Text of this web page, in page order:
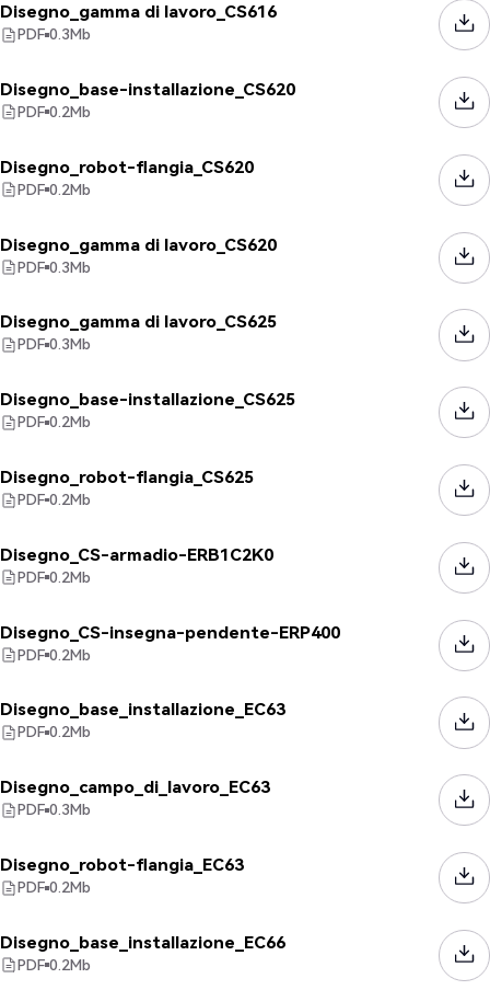
Disegno_gamma di lavoro_CS616
PDF 0.3Mb
Disegno_base-installazione_CS620
PDF 0.2Mb
Disegno_robot-flangia_CS620
PDF 0.2Mb
Disegno_gamma di lavoro_CS620
PDF 0.3Mb
Disegno_gamma di lavoro_CS625
PDF 0.3Mb
Disegno_base-installazione_CS625
PDF 0.2Mb
Disegno_robot-flangia_CS625
PDF 0.2Mb
Disegno_CS-armadio-ERB1C2K0
PDF 0.2Mb
Disegno_CS-insegna-pendente-ERP400
PDF 0.2Mb
Disegno_base_installazione_EC63
PDF 0.2Mb
Disegno_campo_di_lavoro_EC63
PDF 0.3Mb
Disegno_robot-flangia_EC63
PDF 0.2Mb
Disegno_base_installazione_EC66
PDF 0.2Mb